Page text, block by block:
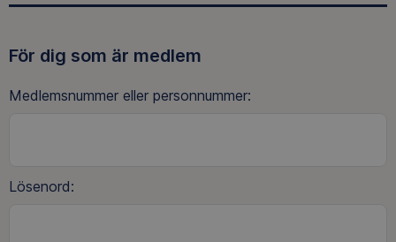
För dig som är medlem
Medlemsnummer eller personnummer:
Lösenord: